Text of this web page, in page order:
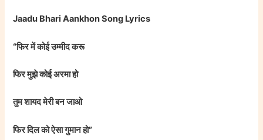
Jaadu Bhari Aankhon Song Lyrics
“फिर में कोई उम्मीद करू
फिर मुझे कोई अरमा हो
तुम शायद मेरी बन जाओ
फिर दिल को ऐसा गुमान हो”